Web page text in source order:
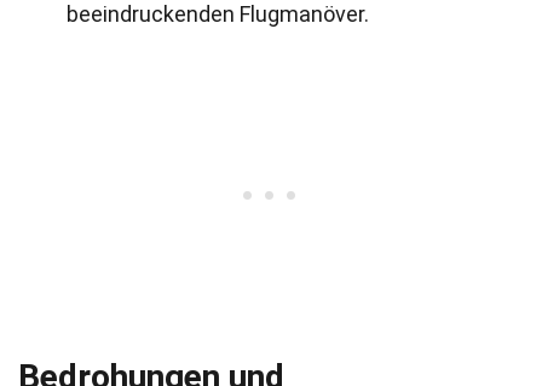
beeindruckenden Flugmanöver.
Bedrohungen und